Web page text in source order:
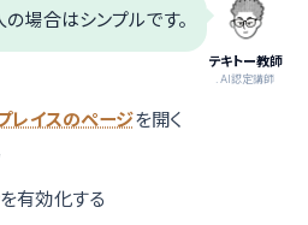
テキトー教師
.AI認定講師
場合はシンプルです。
イスのページを開く
有効化する